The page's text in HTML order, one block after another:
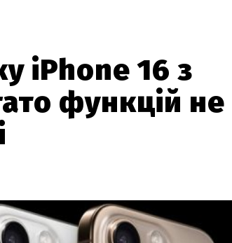
iPhone 16 з
функцій не